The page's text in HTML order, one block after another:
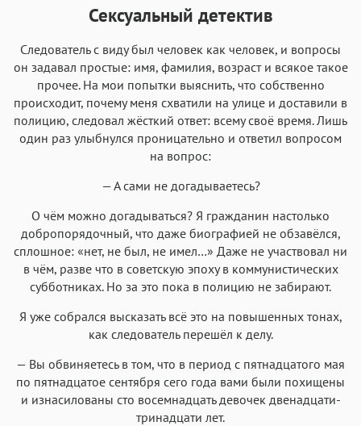
Аа Аа
Аа
Iowan
Аа
San Francisco Аа
SF Serif Аа
New York
Аа
Helvetica Neue
Аа
Arial Аа
Georgia
Аа
Times New Roman
Courier New
Аа
Menlo
Сексуальный детектив
Следователь с виду был человек как человек, и вопросы
он задавал простые: имя, фамилия, возраст и всякое такое
прочее. На мои попытки выяснить, что собственно
происходит, почему меня схватили на улице и доставили в
полицию, следовал жёсткий ответ: всему своё время. Лишь
один раз улыбнулся проницательно и ответил вопросом
на вопрос:
— А сами не догадываетесь?
О чём можно догадываться? Я гражданин настолько
добропорядочный, что даже биографией не обзавёлся,
сплошное: «нет, не был, не имел…» Даже не участвовал ни
в чём, разве что в советскую эпоху в коммунистических
субботниках. Но за это пока в полицию не забирают.
Я уже собрался высказать всё это на повышенных тонах,
как следователь перешёл к делу.
— Вы обвиняетесь в том, что в период с пятнадцатого мая
по пятнадцатое сентября сего года вами были похищены
и изнасилованы сто восемнадцать девочек двенадцати-
тринадцати лет.